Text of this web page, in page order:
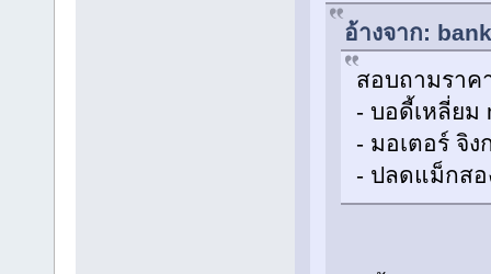
อ้างจาก:
สอบถามราค
- บอดี้เหลี่ยม
- มอเตอร์ จิ
- ปลดแม็กสอ